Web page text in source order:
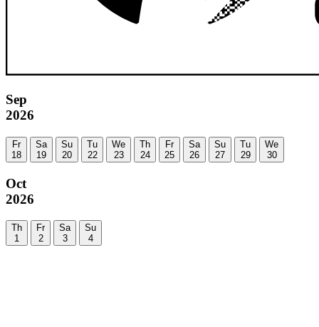
Sep
2026
Fr
18
Sa
19
Su
20
Tu
22
We
23
Th
24
Fr
25
Sa
26
Su
27
Tu
29
We
30
Oct
2026
Th
1
Fr
2
Sa
3
Su
4